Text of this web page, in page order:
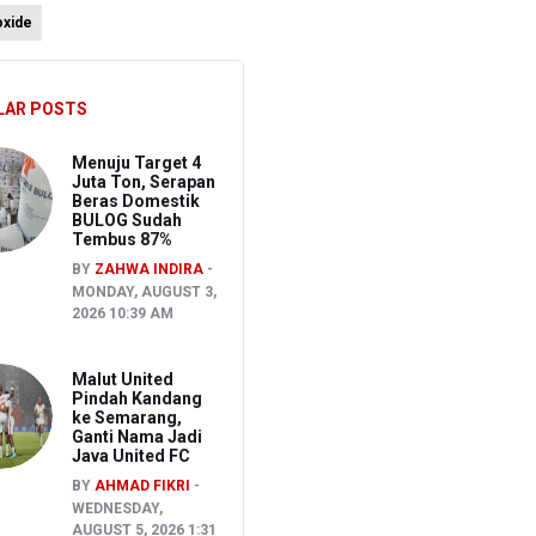
POSTS
Menuju Target 4
Juta Ton, Serapan
Beras Domestik
BULOG Sudah
Tembus 87%
BY ZAHWA INDIRA
MONDAY, AUGUST 3,
2026 10:39 AM
Malut United
Pindah Kandang
ke Semarang,
Ganti Nama Jadi
Java United FC
BY AHMAD FIKRI
WEDNESDAY,
AUGUST 5, 2026 1:31